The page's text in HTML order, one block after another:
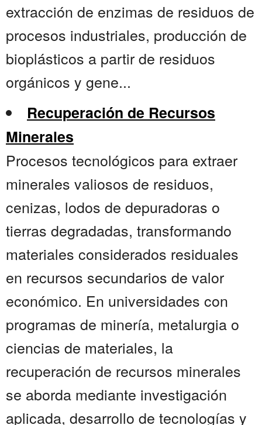
extracción de enzimas de residuos de
procesos industriales, producción de
bioplásticos a partir de residuos
orgánicos y gene...
Recuperación de Recursos
Minerales
Procesos tecnológicos para extraer
minerales valiosos de residuos,
cenizas, lodos de depuradoras o
tierras degradadas, transformando
materiales considerados residuales
en recursos secundarios de valor
económico. En universidades con
programas de minería, metalurgia o
ciencias de materiales, la
recuperación de recursos minerales
se aborda mediante investigación
aplicada, desarrollo de tecnologías y